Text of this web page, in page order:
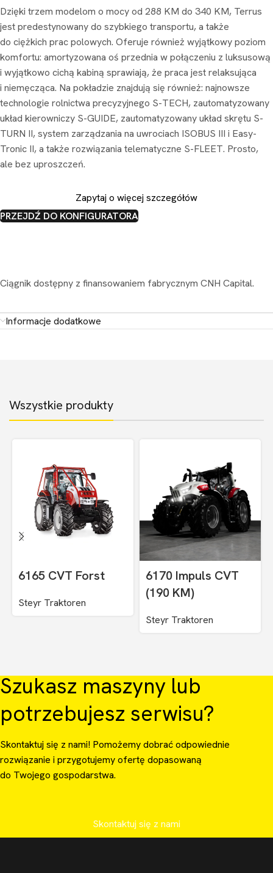
Dzięki trzem modelom o mocy od 288 KM do 340 KM, Terrus
jest predestynowany do szybkiego transportu, a także
do ciężkich prac polowych. Oferuje również wyjątkowy poziom
komfortu: amortyzowana oś przednia w połączeniu z luksusową
i wyjątkowo cichą kabiną sprawiają, że praca jest relaksująca
i niemęcząca. Na pokładzie znajdują się również: najnowsze
technologie rolnictwa precyzyjnego S-TECH, zautomatyzowany
układ kierowniczy S-GUIDE, zautomatyzowany układ skrętu S-
TURN II, system zarządzania na uwrociach ISOBUS III i Easy-
Tronic II, a także rozwiązania telematyczne S-FLEET. Prosto,
ale bez uproszczeń.
Zapytaj o więcej szczegółów
PRZEJDŹ DO KONFIGURATORA
Ciągnik dostępny z finansowaniem fabrycznym CNH Capital.
Informacje dodatkowe
Wszystkie produkty
6165 CVT Forst
Steyr Traktoren
6170 Impuls CVT
(190 KM)
Steyr Traktoren
Szukasz maszyny lub
potrzebujesz serwisu?
Skontaktuj się z nami! Pomożemy dobrać odpowiednie
rozwiązanie i przygotujemy ofertę dopasowaną
do Twojego gospodarstwa.
Skontaktuj się z nami